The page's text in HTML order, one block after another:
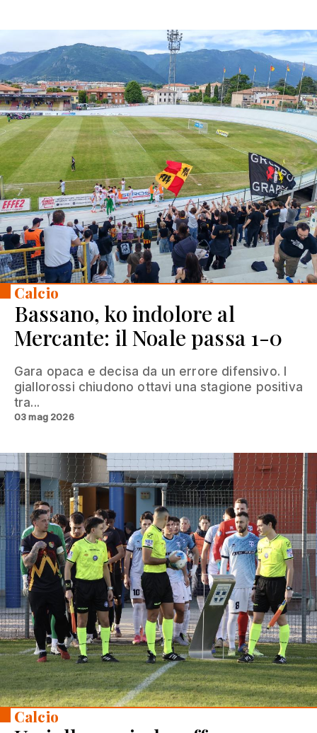
Calcio
Bassano, ko indolore al
Mercante: il Noale passa 1-0
Gara opaca e decisa da un errore difensivo. I
giallorossi chiudono ottavi una stagione positiva
tra...
03 mag 2026
Calcio